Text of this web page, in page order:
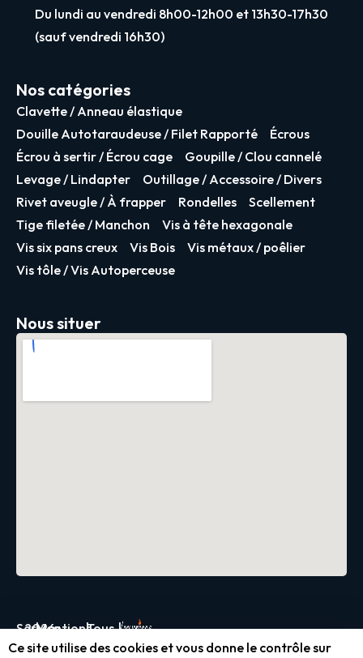
Du lundi au vendredi 8h00-12h00 et 13h30-17h30
(sauf vendredi 16h30)
Nos catégories
Clavette / Anneau élastique
Douille Autotaraudeuse / Filet Rapporté
Écrous
Écrou à sertir / Écrou cage
Goupille / Clou cannelé
Levage / Lindapter
Outillage / Accessoire / Divers
Rivet aveugle / À frapper
Rondelles
Scellement
Tige filetée / Manchon
Vis à tête hexagonale
Vis six pans creux
Vis Bois
Vis métaux / poêlier
Vis tôle / Vis Autoperceuse
Nous situer
Servica
2026
|Mentions
légales
|Tous
droits
|
Ce site utilise des cookies et vous donne le contrôle sur